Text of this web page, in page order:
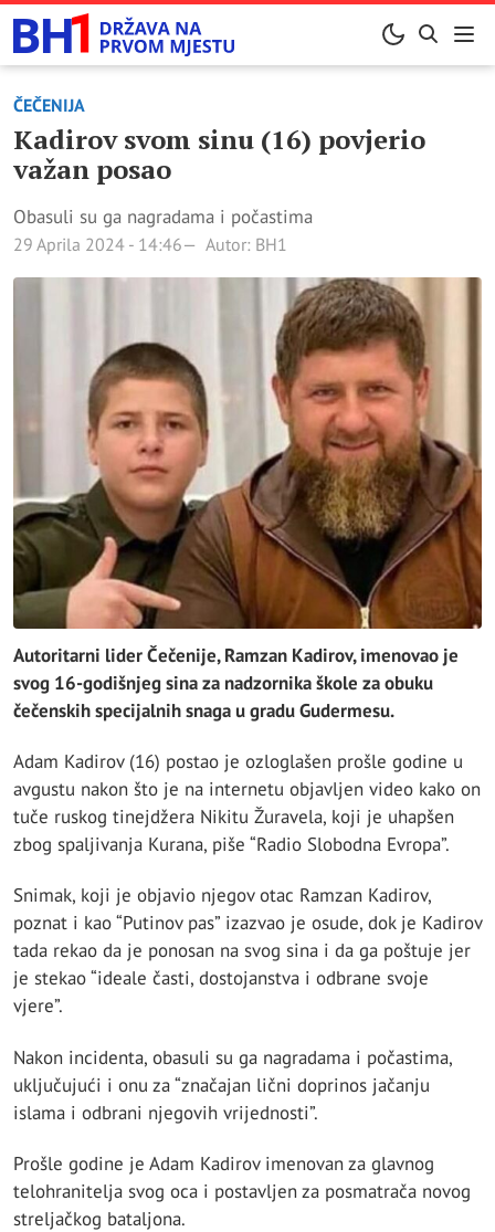
ČEČENIJA
Kadirov svom sinu (16) povjerio
važan posao
Obasuli su ga nagradama i počastima
29 Aprila 2024 - 14:46 Autor: BH1
Autoritarni lider Čečenije, Ramzan Kadirov, imenovao je
svog 16-godišnjeg sina za nadzornika škole za obuku
čečenskih specijalnih snaga u gradu Gudermesu.
Adam Kadirov (16) postao je ozloglašen prošle godine u
avgustu nakon što je na internetu objavljen video kako on
tuče ruskog tinejdžera Nikitu Žuravela, koji je uhapšen
zbog spaljivanja Kurana, piše “Radio Slobodna Evropa”.
Snimak, koji je objavio njegov otac Ramzan Kadirov,
poznat i kao “Putinov pas” izazvao je osude, dok je Kadirov
tada rekao da je ponosan na svog sina i da ga poštuje jer
je stekao “ideale časti, dostojanstva i odbrane svoje
vjere”.
Nakon incidenta, obasuli su ga nagradama i počastima,
uključujući i onu za “značajan lični doprinos jačanju
islama i odbrani njegovih vrijednosti”.
Prošle godine je Adam Kadirov imenovan za glavnog
telohranitelja svog oca i postavljen za posmatrača novog
streljačkog bataljona.